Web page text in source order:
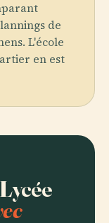
de
L'école
en est